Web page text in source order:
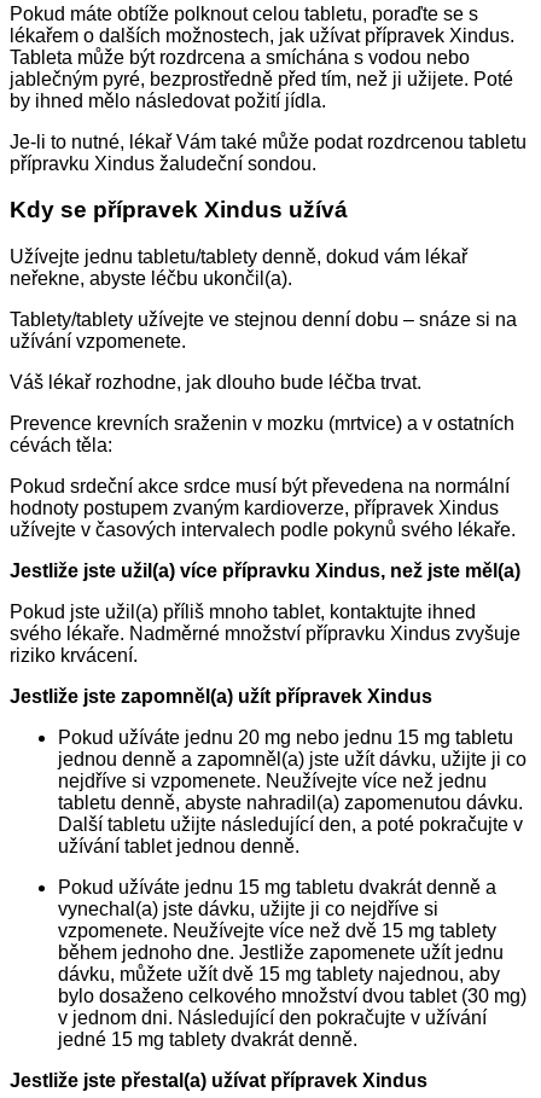
Pokud máte obtíže polknout celou tabletu, poraďte se s
lékařem o dalších možnostech, jak užívat přípravek Xindus.
Tableta může být rozdrcena a smíchána s vodou nebo
jablečným pyré, bezprostředně před tím, než ji užijete. Poté
by ihned mělo následovat požití jídla.
Je-li to nutné, lékař Vám také může podat rozdrcenou tabletu
přípravku Xindus žaludeční sondou.
Kdy se přípravek Xindus užívá
Užívejte jednu tabletu/tablety denně, dokud vám lékař
neřekne, abyste léčbu ukončil(a).
Tablety/tablety užívejte ve stejnou denní dobu – snáze si na
užívání vzpomenete.
Váš lékař rozhodne, jak dlouho bude léčba trvat.
Prevence krevních sraženin v mozku (mrtvice) a v ostatních
cévách těla:
Pokud srdeční akce srdce musí být převedena na normální
hodnoty postupem zvaným kardioverze, přípravek Xindus
užívejte v časových intervalech podle pokynů svého lékaře.
Jestliže jste užil(a) více přípravku Xindus, než jste měl(a)
Pokud jste užil(a) příliš mnoho tablet, kontaktujte ihned
svého lékaře. Nadměrné množství přípravku Xindus zvyšuje
riziko krvácení.
Jestliže jste zapomněl(a) užít přípravek Xindus
Pokud užíváte jednu 20 mg nebo jednu 15 mg tabletu
jednou denně a zapomněl(a) jste užít dávku, užijte ji co
nejdříve si vzpomenete. Neužívejte více než jednu
tabletu denně, abyste nahradil(a) zapomenutou dávku.
Další tabletu užijte následující den, a poté pokračujte v
užívání tablet jednou denně.
Pokud užíváte jednu 15 mg tabletu dvakrát denně a
vynechal(a) jste dávku, užijte ji co nejdříve si
vzpomenete. Neužívejte více než dvě 15 mg tablety
během jednoho dne. Jestliže zapomenete užít jednu
dávku, můžete užít dvě 15 mg tablety najednou, aby
bylo dosaženo celkového množství dvou tablet (30 mg)
v jednom dni. Následující den pokračujte v užívání
jedné 15 mg tablety dvakrát denně.
Jestliže jste přestal(a) užívat přípravek Xindus